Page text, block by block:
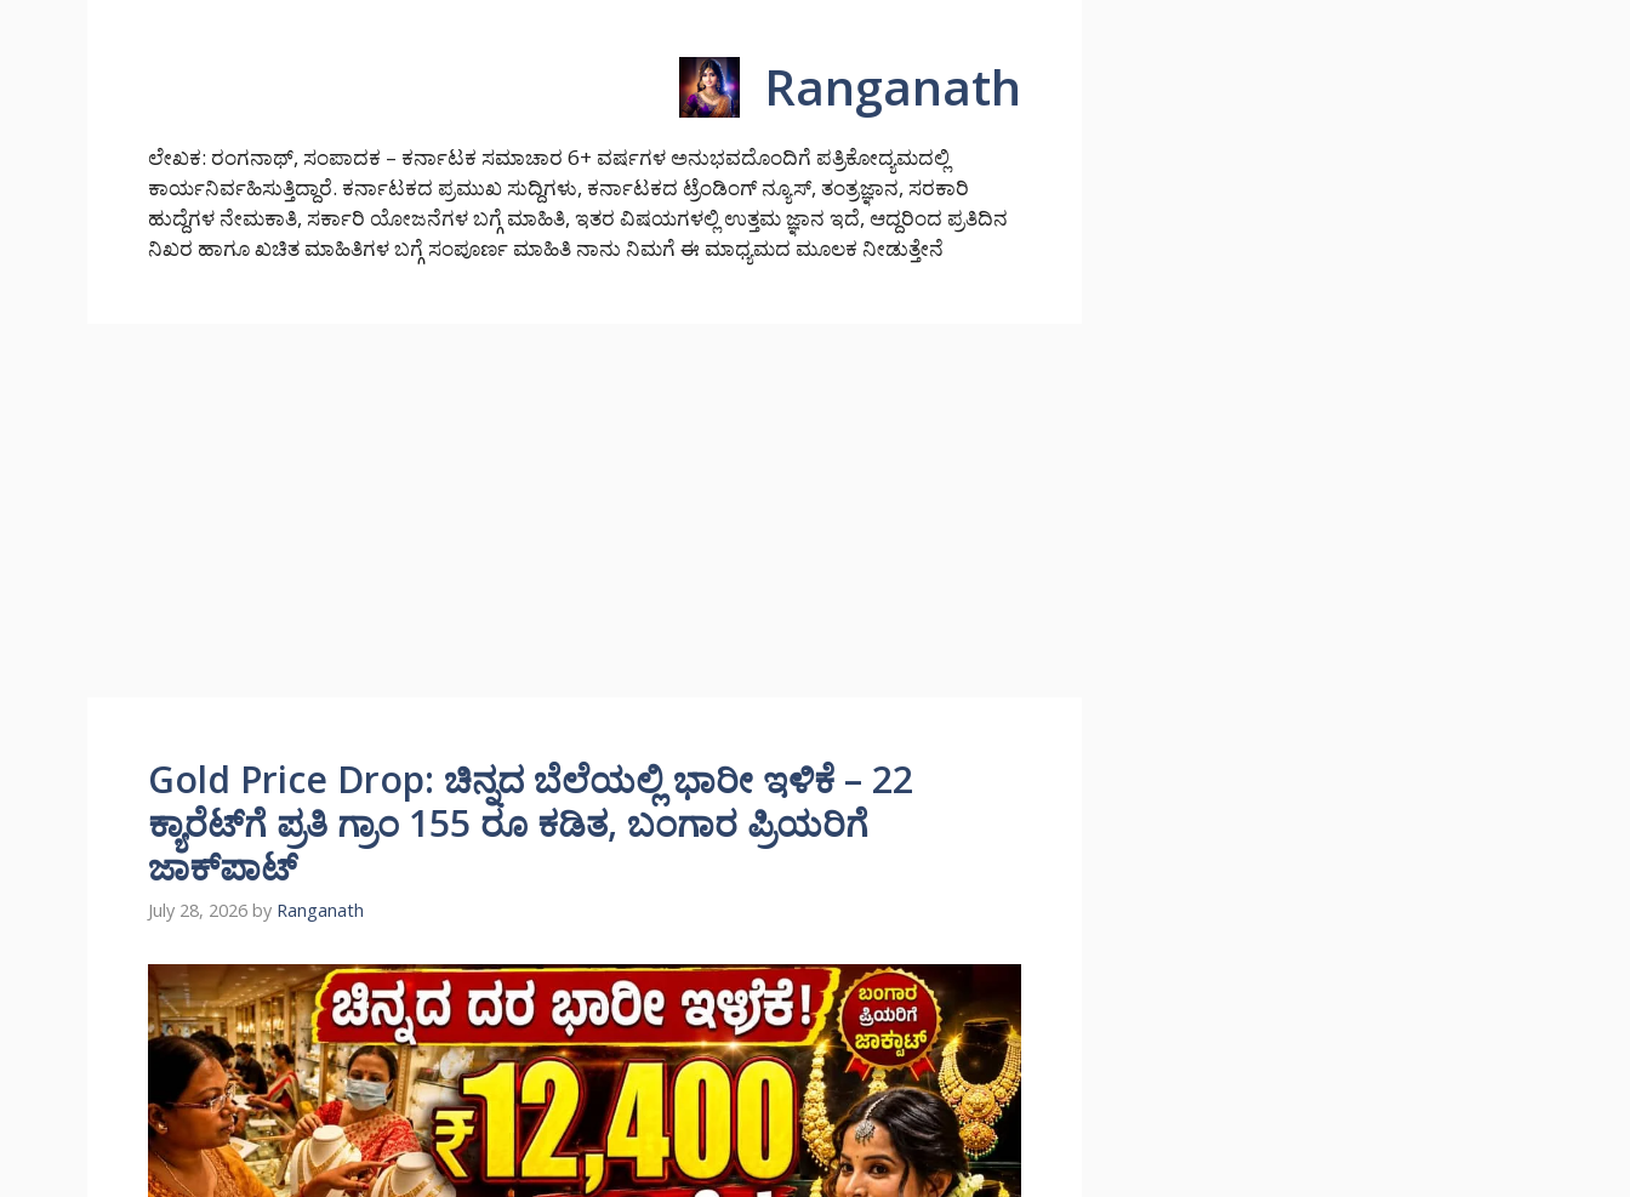
Ranganath
ಲೇಖಕ: ರಂಗನಾಥ್, ಸಂಪಾದಕ – ಕರ್ನಾಟಕ ಸಮಾಚಾರ 6+ ವರ್ಷಗಳ ಅನುಭವದೊಂದಿಗೆ ಪತ್ರಿಕೋದ್ಯಮದಲ್ಲಿ
ಕಾರ್ಯನಿರ್ವಹಿಸುತ್ತಿದ್ದಾರೆ. ಕರ್ನಾಟಕದ ಪ್ರಮುಖ ಸುದ್ದಿಗಳು, ಕರ್ನಾಟಕದ ಟ್ರೆಂಡಿಂಗ್ ನ್ಯೂಸ್, ತಂತ್ರಜ್ಞಾನ, ಸರಕಾರಿ
ಹುದ್ದೆಗಳ ನೇಮಕಾತಿ, ಸರ್ಕಾರಿ ಯೋಜನೆಗಳ ಬಗ್ಗೆ ಮಾಹಿತಿ, ಇತರ ವಿಷಯಗಳಲ್ಲಿ ಉತ್ತಮ ಜ್ಞಾನ ಇದೆ, ಆದ್ದರಿಂದ ಪ್ರತಿದಿನ
ನಿಖರ ಹಾಗೂ ಖಚಿತ ಮಾಹಿತಿಗಳ ಬಗ್ಗೆ ಸಂಪೂರ್ಣ ಮಾಹಿತಿ ನಾನು ನಿಮಗೆ ಈ ಮಾಧ್ಯಮದ ಮೂಲಕ ನೀಡುತ್ತೇನೆ
Gold Price Drop: ಚಿನ್ನದ ಬೆಲೆಯಲ್ಲಿ ಭಾರೀ ಇಳಿಕೆ – 22
ಕ್ಯಾರೆಟ್‌ಗೆ ಪ್ರತಿ ಗ್ರಾಂ 155 ರೂ ಕಡಿತ, ಬಂಗಾರ ಪ್ರಿಯರಿಗೆ
ಜಾಕ್‌ಪಾಟ್
July 28, 2026 by Ranganath